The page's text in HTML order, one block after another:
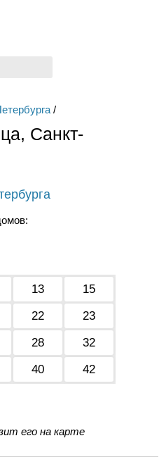
/
Санкт-
13
15
22
23
28
32
40
42
его на карте